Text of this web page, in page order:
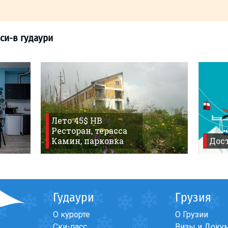
>тбилиси-в гудаури
Лето 45$ HB
Ресторан, терасса
Камин, парковка
Гудаури
О курорте
Грузия
О Грузии